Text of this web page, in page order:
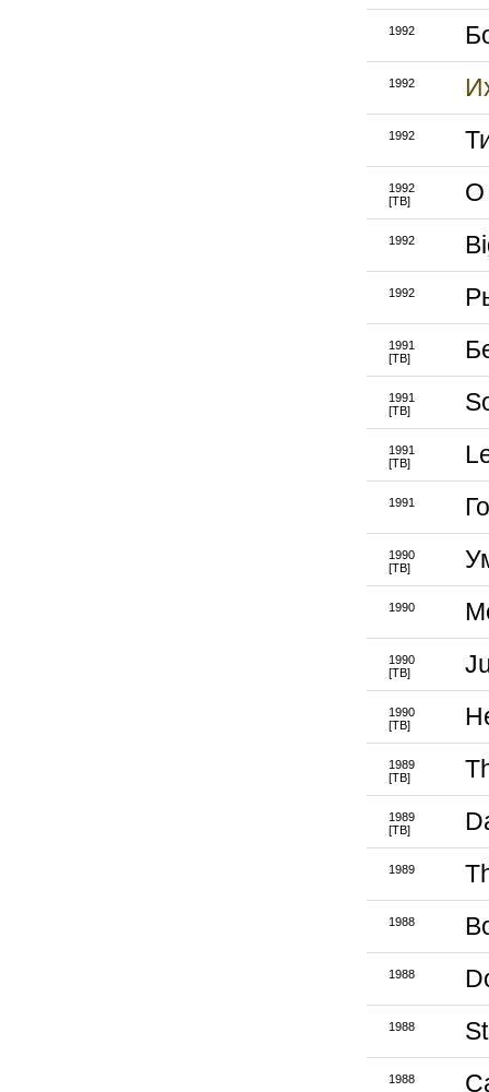
1992
1992
1992
1992
[ТВ]
1992
1992
1991
[ТВ]
1991
[ТВ]
1991
[ТВ]
1991
1990
[ТВ]
1990
1990
[ТВ]
1990
[ТВ]
1989
[ТВ]
1989
[ТВ]
1989
1988
1988
1988
1988